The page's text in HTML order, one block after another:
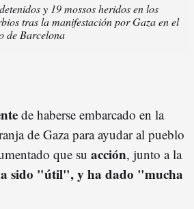
y 19 mossos heridos en los
tras la manifestación por Gaza en el
de Barcelona
de haberse embarcado en la
de Gaza para ayudar al pueblo
que su acción, junto a la
sido "útil", y ha dado "mucha